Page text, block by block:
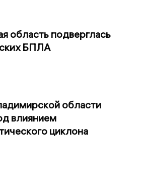
область подверглась
БПЛА
области
влиянием
циклона